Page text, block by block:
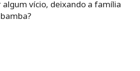
vício, deixando a família